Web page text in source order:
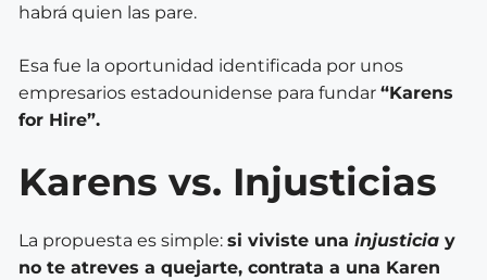
habrá quien las pare.
Esa fue la oportunidad identificada por unos
empresarios estadounidense para fundar “Karens
for Hire”.
Karens vs. Injusticias
La propuesta es simple: si viviste una injusticia y
no te atreves a quejarte, contrata a una Karen